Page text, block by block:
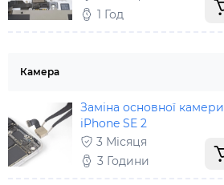
1 Год
Камера
Заміна основної камери
iPhone SE 2
3 Місяця
3 Години